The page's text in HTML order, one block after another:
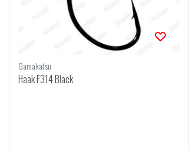
Gamakatsu
Haak F314 Black